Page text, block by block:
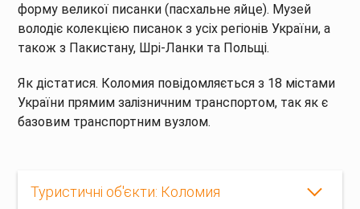
форму великої писанки (пасхальне яйце). Музей
володіє колекцією писанок з усіх регіонів України, а
також з Пакистану, Шрі-Ланки та Польщі.
Як дістатися. Коломия повідомляється з 18 містами
України прямим залізничним транспортом, так як є
базовим транспортним вузлом.
Туристичні об'єкти: Коломия